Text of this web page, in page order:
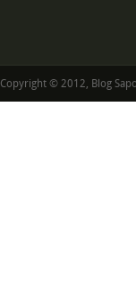
Copyright © 2012, Blog